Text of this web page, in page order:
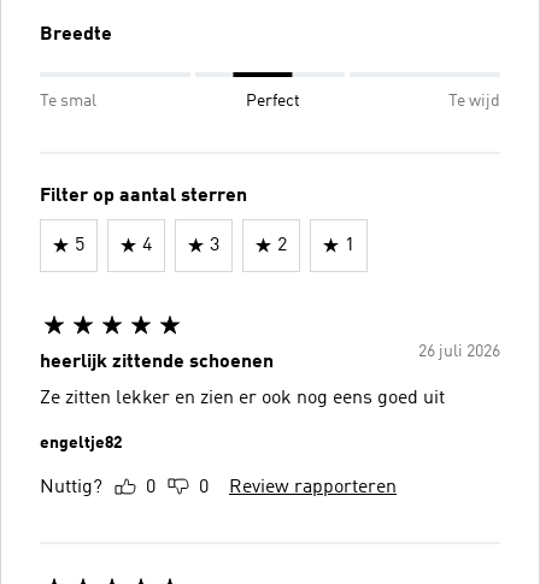
Breedte
Te smal Perfect Te wijd
Filter op aantal sterren
5 4 3 2 1
26 juli 2026
heerlijk zittende schoenen
Ze zitten lekker en zien er ook nog eens goed uit
engeltje82
Nuttig? 0 0 Review rapporteren